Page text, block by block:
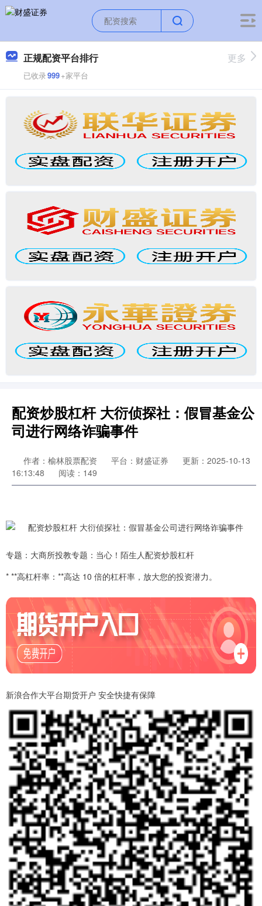
正规配资平台排行
已收录999+家平台
更多
配资炒股杠杆 大衍侦探社：假冒基金公
司进行网络诈骗事件
作者：榆林股票配资 平台：财盛证券
更新：2025-10-13
16:13:48
阅读：149
专题：大商所投教专题：当心！陌生人配资炒股杠杆
* **高杠杆率：**高达 10 倍的杠杆率，放大您的投资潜力。
新浪合作大平台期货开户 安全快捷有保障